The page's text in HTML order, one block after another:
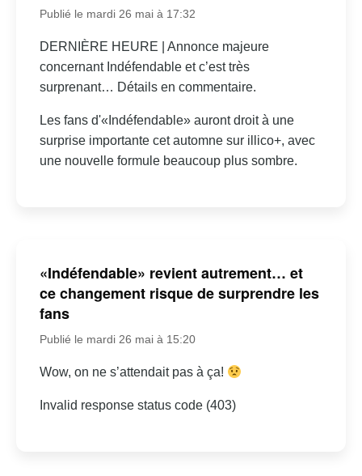
Publié le mardi 26 mai à 17:32
DERNIÈRE HEURE | Annonce majeure
concernant Indéfendable et c’est très
surprenant… Détails en commentaire.
Les fans d'«Indéfendable» auront droit à une
surprise importante cet automne sur illico+, avec
une nouvelle formule beaucoup plus sombre.
«Indéfendable» revient autrement… et
ce changement risque de surprendre les
fans
Publié le mardi 26 mai à 15:20
Wow, on ne s’attendait pas à ça!
Invalid response status code (403)